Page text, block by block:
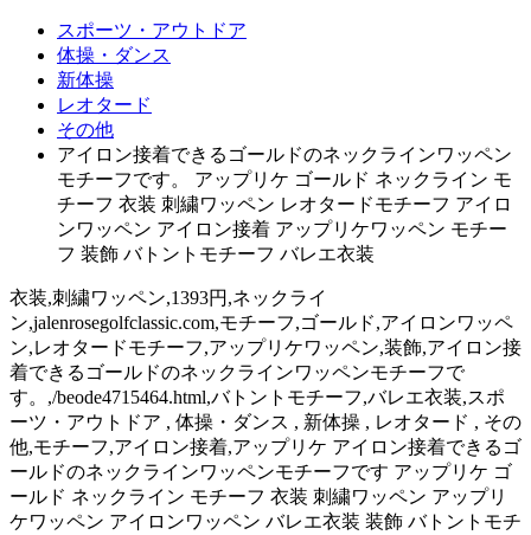
スポーツ・アウトドア
体操・ダンス
新体操
レオタード
その他
アイロン接着できるゴールドのネックラインワッペン
モチーフです。 アップリケ ゴールド ネックライン モ
チーフ 衣装 刺繍ワッペン レオタードモチーフ アイロ
ンワッペン アイロン接着 アップリケワッペン モチー
フ 装飾 バトントモチーフ バレエ衣装
衣装,刺繍ワッペン,1393円,ネックライ
ン,jalenrosegolfclassic.com,モチーフ,ゴールド,アイロンワッペ
ン,レオタードモチーフ,アップリケワッペン,装飾,アイロン接
着できるゴールドのネックラインワッペンモチーフで
す。,/beode4715464.html,バトントモチーフ,バレエ衣装,スポ
ーツ・アウトドア , 体操・ダンス , 新体操 , レオタード , その
他,モチーフ,アイロン接着,アップリケ アイロン接着できるゴ
ールドのネックラインワッペンモチーフです アップリケ ゴ
ールド ネックライン モチーフ 衣装 刺繍ワッペン アップリ
ケワッペン アイロンワッペン バレエ衣装 装飾 バトントモチ